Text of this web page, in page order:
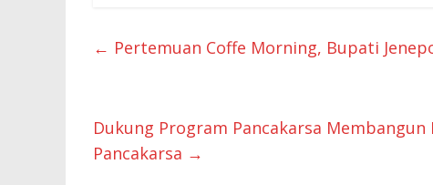
← Pertemuan Coffe Morning, Bupati
Dukung Program Pancakarsa
Pancakarsa →